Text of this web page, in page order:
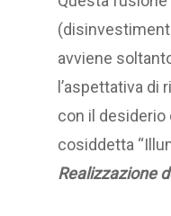
avviene
l’aspettativa di
con il desiderio
cosiddetta
Realizzazione